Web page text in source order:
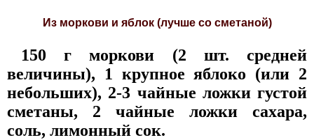
Из моркови и яблок (лучше со сметаной)
150 г моркови (2 шт. средней
величины), 1 крупное яблоко (или 2
небольших), 2-3 чайные ложки густой
сметаны, 2 чайные ложки сахара,
соль, лимонный сок.